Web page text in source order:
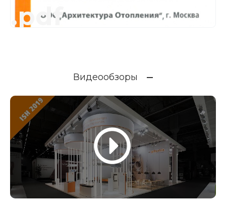
.pdf
Видеообзоры